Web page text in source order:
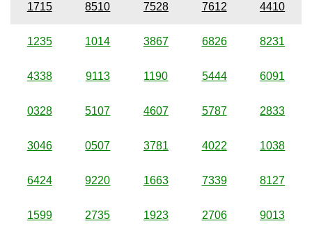
1715 8510 7528 7612 4410
1235 1014 3867 6826 8231
4338 9113 1190 5444 6091
0328 5107 4607 5787 2833
3046 0507 3781 4022 1038
6424 9220 1663 7339 8127
1599 2735 1923 2706 9013